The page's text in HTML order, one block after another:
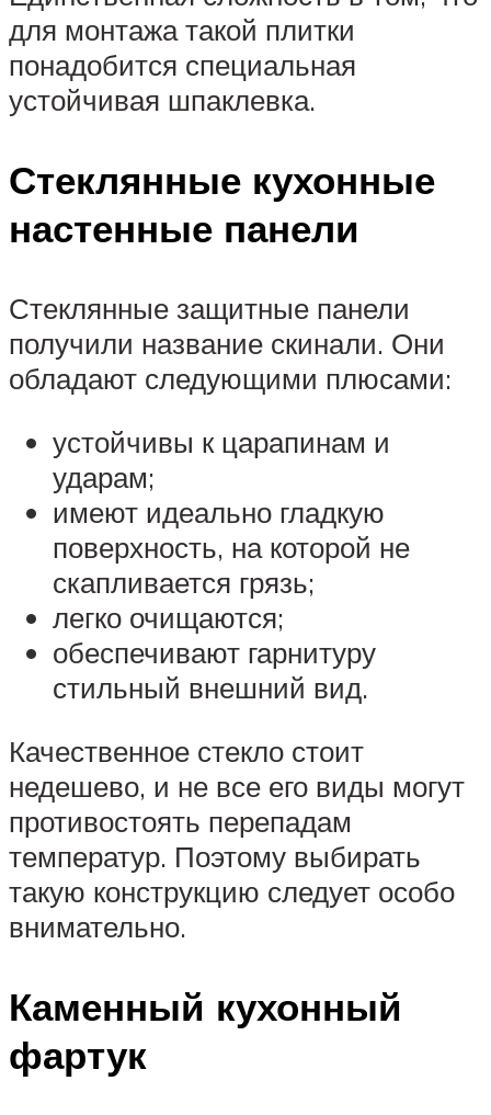
для монтажа такой плитки
понадобится специальная
устойчивая шпаклевка.
Стеклянные кухонные
настенные панели
Стеклянные защитные панели
получили название скинали. Они
обладают следующими плюсами:
устойчивы к царапинам и
ударам;
имеют идеально гладкую
поверхность, на которой не
скапливается грязь;
легко очищаются;
обеспечивают гарнитуру
стильный внешний вид.
Качественное стекло стоит
недешево, и не все его виды могут
противостоять перепадам
температур. Поэтому выбирать
такую конструкцию следует особо
внимательно.
Каменный кухонный
фартук